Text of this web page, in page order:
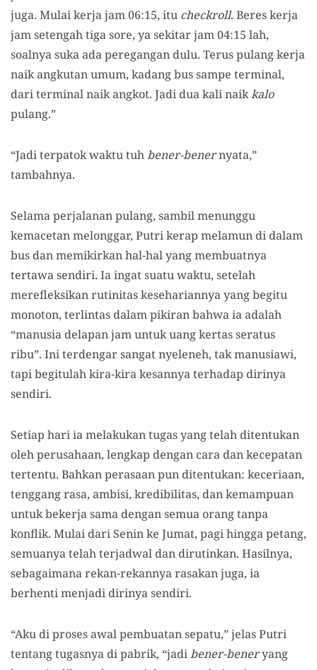
juga. Mulai kerja jam 06:15, itu checkroll. Beres kerja
jam setengah tiga sore, ya sekitar jam 04:15 lah,
soalnya suka ada peregangan dulu. Terus pulang kerja
naik angkutan umum, kadang bus sampe terminal,
dari terminal naik angkot. Jadi dua kali naikkalo
pulang.”
“Jadi terpatok waktu tuhbener-benernyata,”
tambahnya.
Selama perjalanan pulang, sambil menunggu
kemacetan melonggar, Putri kerap melamun di dalam
bus dan memikirkan hal-hal yang membuatnya
tertawa sendiri. Ia ingat suatu waktu, setelah
merefleksikan rutinitas kesehariannya yang begitu
monoton, terlintas dalam pikiran bahwa ia adalah
“manusia delapan jam untuk uang kertas seratus
ribu”. Ini terdengar sangat nyeleneh, tak manusiawi,
tapi begitulah kira-kira kesannya terhadap dirinya
sendiri.
Setiap hari ia melakukan tugas yang telah ditentukan
oleh perusahaan, lengkap dengan cara dan kecepatan
tertentu. Bahkan perasaan pun ditentukan: keceriaan,
tenggang rasa, ambisi, kredibilitas, dan kemampuan
untuk bekerja sama dengan semua orang tanpa
konflik. Mulai dari Senin ke Jumat, pagi hingga petang,
semuanya telah terjadwal dan dirutinkan. Hasilnya,
sebagaimana rekan-rekannya rasakan juga, ia
berhenti menjadi dirinya sendiri.
“Aku di proses awal pembuatan sepatu,” jelas Putri
tentang tugasnya di pabrik, “jadibener-beneryang